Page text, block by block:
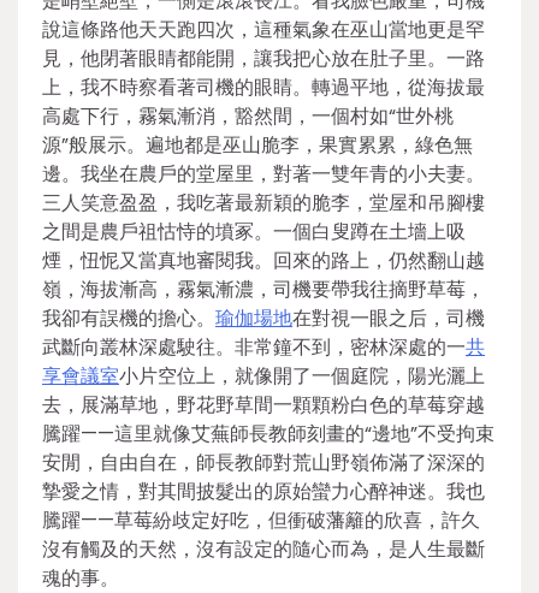
說這條路他天天跑四次，這種氣象在巫山當地更是罕
見，他閉著眼睛都能開，讓我把心放在肚子里。一路
上，我不時察看著司機的眼睛。轉過平地，從海拔最
高處下行，霧氣漸消，豁然間，一個村如“世外桃
源”般展示。遍地都是巫山脆李，果實累累，綠色無
邊。我坐在農戶的堂屋里，對著一雙年青的小夫妻。
三人笑意盈盈，我吃著最新穎的脆李，堂屋和吊腳樓
之間是農戶祖怙恃的墳冢。一個白叟蹲在土墻上吸
煙，忸怩又當真地審閱我。回來的路上，仍然翻山越
嶺，海拔漸高，霧氣漸濃，司機要帶我往摘野草莓，
我卻有誤機的擔心。 瑜伽場地在對視一眼之后，司機
武斷向叢林深處駛往。非常鐘不到，密林深處的一共
享會議室小片空位上，就像開了一個庭院，陽光灑上
去，展滿草地，野花野草間一顆顆粉白色的草莓穿越
騰躍——這里就像艾蕪師長教師刻畫的“邊地”不受拘束
安閒，自由自在，師長教師對荒山野嶺佈滿了深深的
摯愛之情，對其間披髮出的原始蠻力心醉神迷。我也
騰躍——草莓紛歧定好吃，但衝破藩籬的欣喜，許久
沒有觸及的天然，沒有設定的隨心而為，是人生最斷
魂的事。